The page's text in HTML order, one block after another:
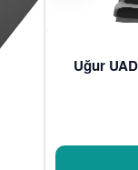
Uğur